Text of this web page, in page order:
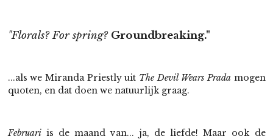
"Florals? For spring? Groundbreaking."
...als we Miranda Priestly uit The Devil Wears Pradamogen
quoten, en dat doen we natuurlijk graag.
Februariis de maand van... ja, de liefde! Maar ook de